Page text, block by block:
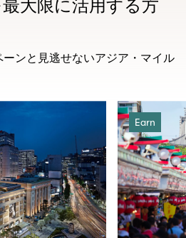
大限に活用する方
ンと見逃せないアジア・マイル
Earn